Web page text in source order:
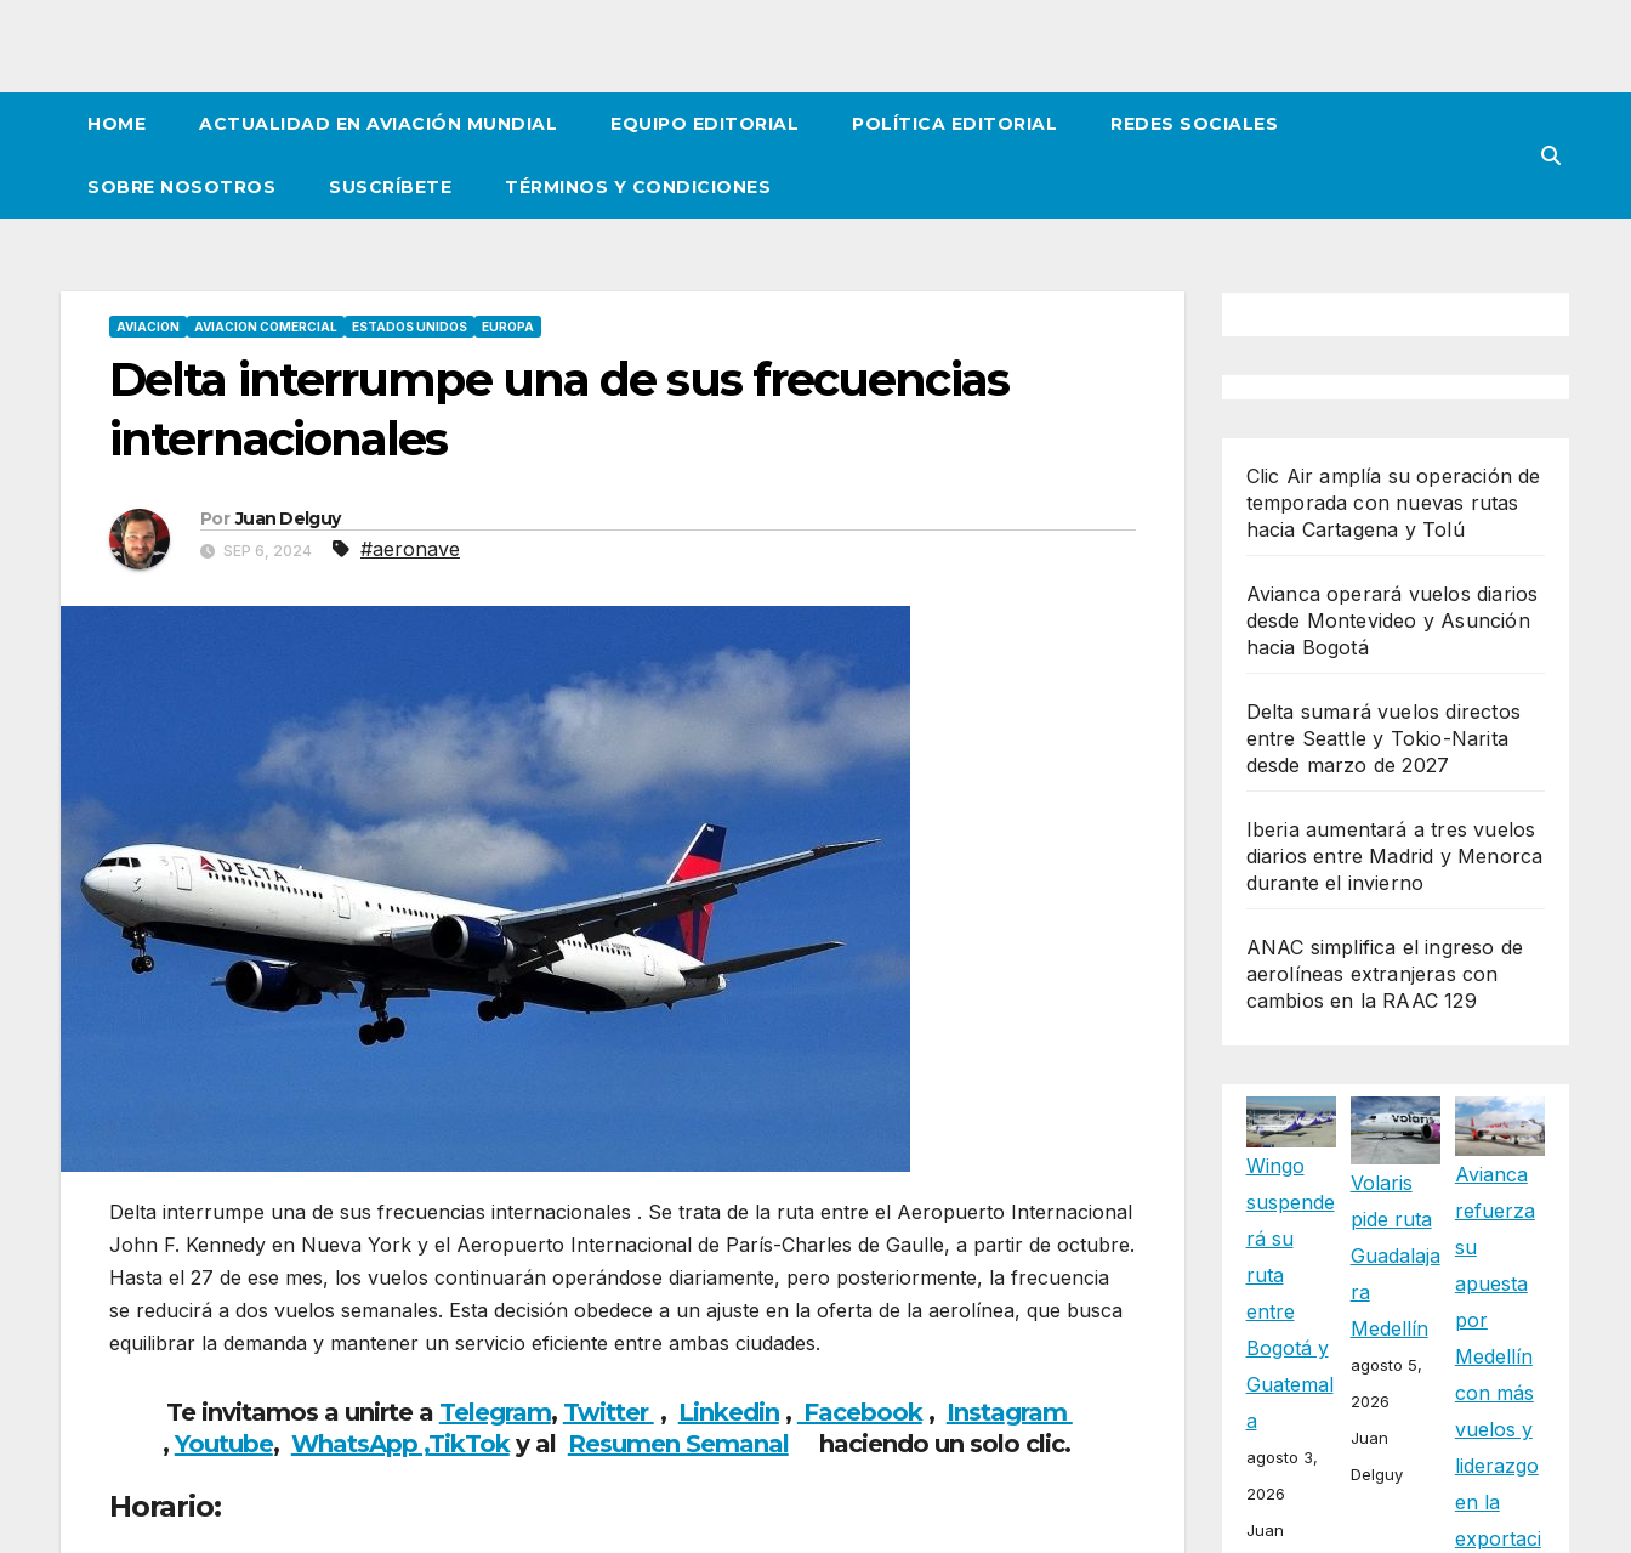
HOME ACTUALIDAD EN AVIACIÓN MUNDIAL EQUIPO EDITORIAL POLÍTICA EDITORIAL REDES SOCIALES
SOBRE NOSOTROS SUSCRÍBETE TÉRMINOS Y CONDICIONES
AVIACION AVIACION COMERCIAL ESTADOS UNIDOS EUROPA
Delta interrumpe una de sus frecuencias
internacionales
Por Juan Delguy
SEP 6, 2024 #aeronave
Delta interrumpe una de sus frecuencias internacionales . Se trata de la ruta entre el Aeropuerto Internacional
John F. Kennedy en Nueva York y el Aeropuerto Internacional de París-Charles de Gaulle, a partir de octubre.
Hasta el 27 de ese mes, los vuelos continuarán operándose diariamente, pero posteriormente, la frecuencia
se reducirá a dos vuelos semanales. Esta decisión obedece a un ajuste en la oferta de la aerolínea, que busca
equilibrar la demanda y mantener un servicio eficiente entre ambas ciudades.
Te invitamos a unirte a Telegram, Twitter , Linkedin, Facebook, Instagram
,Youtube, WhatsApp ,TikToky al Resumen Semanalhaciendo un solo clic.
Horario:
Clic Air amplía su operación de
temporada con nuevas rutas
hacia Cartagena y Tolú
Avianca operará vuelos diarios
desde Montevideo y Asunción
hacia Bogotá
Delta sumará vuelos directos
entre Seattle y Tokio-Narita
desde marzo de 2027
Iberia aumentará a tres vuelos
diarios entre Madrid y Menorca
durante el invierno
ANAC simplifica el ingreso de
aerolíneas extranjeras con
cambios en la RAAC 129
Wingo
suspende
rá su
ruta
entre
Bogotá y
Guatemal
a
agosto 3,
2026
Juan
Volaris
pide ruta
Guadalaja
ra
Medellín
agosto 5,
2026
Juan
Delguy
Avianca
refuerza
su
apuesta
por
Medellín
con más
vuelos y
liderazgo
en la
exportaci